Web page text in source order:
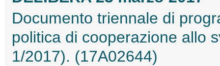
Documento triennale di
politica di cooperazione allo
1/2017). (17A02644)